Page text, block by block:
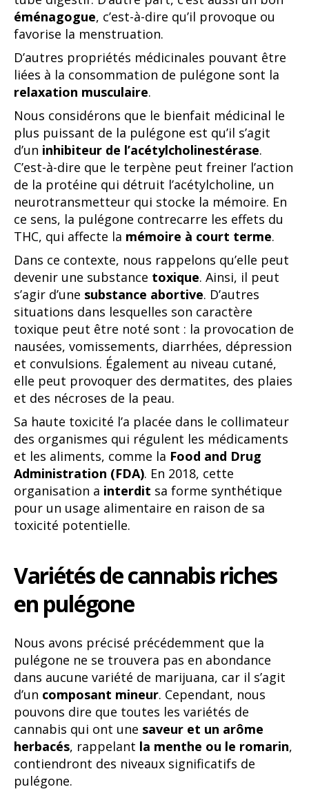
éménagogue, c’est-à-dire qu’il provoque ou
favorise la menstruation.
D’autres propriétés médicinales pouvant être
liées à la consommation de pulégone sont la
relaxation musculaire.
Nous considérons que le bienfait médicinal le
plus puissant de la pulégone est qu’il s’agit
d’un inhibiteur de l’acétylcholinestérase.
C’est-à-dire que le terpène peut freiner l’action
de la protéine qui détruit l’acétylcholine, un
neurotransmetteur qui stocke la mémoire. En
ce sens, la pulégone contrecarre les effets du
THC, qui affecte la mémoire à court terme.
Dans ce contexte, nous rappelons qu’elle peut
devenir une substance toxique. Ainsi, il peut
s’agir d’une substance abortive. D’autres
situations dans lesquelles son caractère
toxique peut être noté sont : la provocation de
nausées, vomissements, diarrhées, dépression
et convulsions. Également au niveau cutané,
elle peut provoquer des dermatites, des plaies
et des nécroses de la peau.
Sa haute toxicité l’a placée dans le collimateur
des organismes qui régulent les médicaments
et les aliments, comme la Food and Drug
Administration (FDA). En 2018, cette
organisation a interdit sa forme synthétique
pour un usage alimentaire en raison de sa
toxicité potentielle.
Variétés de cannabis riches
en pulégone
Nous avons précisé précédemment que la
pulégone ne se trouvera pas en abondance
dans aucune variété de marijuana, car il s’agit
d’un composant mineur. Cependant, nous
pouvons dire que toutes les variétés de
cannabis qui ont une saveur et un arôme
herbacés, rappelant la menthe ou le romarin,
contiendront des niveaux significatifs de
pulégone.